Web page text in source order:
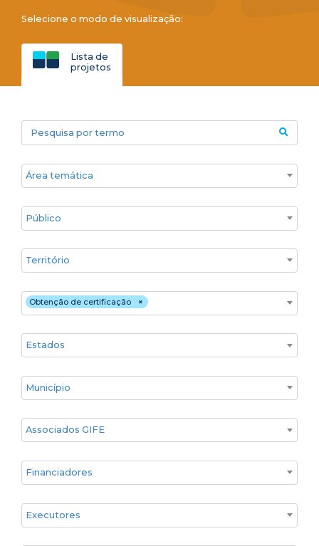
Selecione o modo de visualização:
Lista de
projetos
Pesquisa por termo
Áreas temáticas
Público
Territórios
Estratégia de atuação ×
Obtenção de certificação
Estado
Cidade
Associados GIFE
Financiadores
Executores